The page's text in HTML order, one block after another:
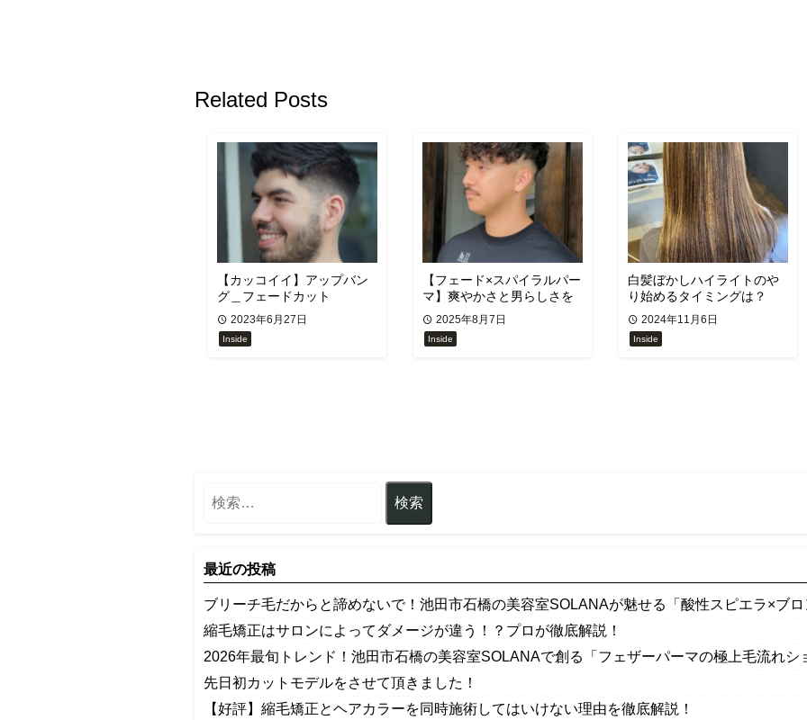
Related Posts
【カッコイイ】アップバン
グ＿フェードカット
2023年6月27日
Inside
【フェード×スパイラルパー
マ】爽やかさと男らしさを
両立！周りと差がつくメン
ズパーマスタイル
2025年8月7日
Inside
白髪ぼかしハイライトのや
り始めるタイミングは？
2024年11月6日
Inside
最近の投稿
ブリーチ毛だからと諦めないで！池田市石橋の美容室SOLANAが魅せる「酸性スピエラ×ブ
縮毛矯正はサロンによってダメージが違う！？プロが徹底解説！
2026年最旬トレンド！池田市石橋の美容室SOLANAで創る「フェザーパーマの極上毛流れシ
先日初カットモデルをさせて頂きました！
【好評】縮毛矯正とヘアカラーを同時施術してはいけない理由を徹底解説！